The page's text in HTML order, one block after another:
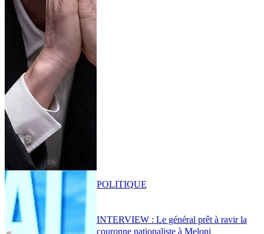
INTERVIEW : Le général prêt à ravir la
couronne nationaliste à Meloni
POLITIQUE